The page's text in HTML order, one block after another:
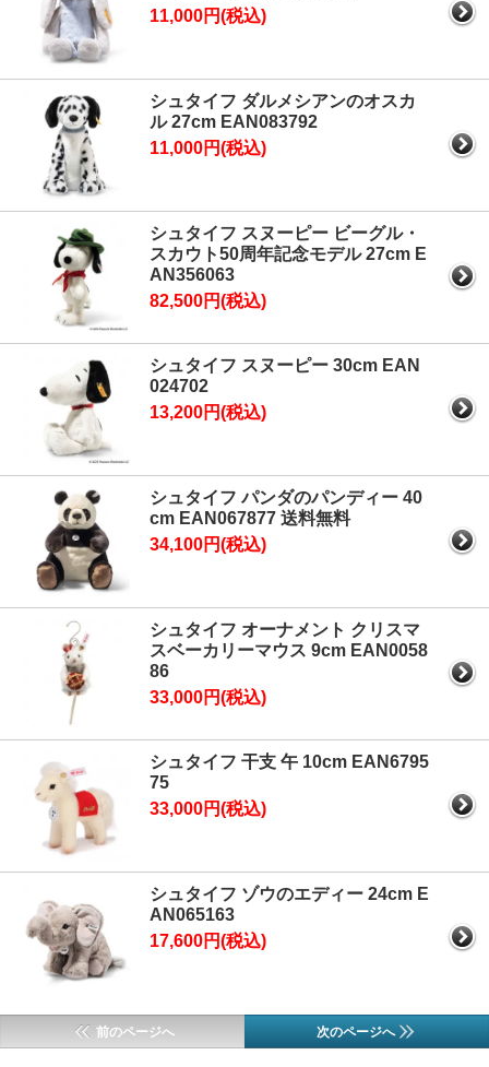
11,000円(税込)
シュタイフ ダルメシアンのオスカ
ル 27cm EAN083792
11,000円(税込)
シュタイフ スヌーピー ビーグル・
スカウト50周年記念モデル 27cm E
AN356063
82,500円(税込)
シュタイフ スヌーピー 30cm EAN
024702
13,200円(税込)
シュタイフ パンダのパンディー 40
cm EAN067877 送料無料
34,100円(税込)
シュタイフ オーナメント クリスマ
スベーカリーマウス 9cm EAN0058
86
33,000円(税込)
シュタイフ 干支 午 10cm EAN6795
75
33,000円(税込)
シュタイフ ゾウのエディー 24cm E
AN065163
17,600円(税込)
前のページへ 次のページへ